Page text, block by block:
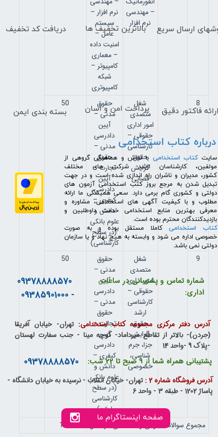
– مهندسی
نرم افزار
نرم افزار –
سیستم
عامل –
امنیت داده
– معماری
کامپیوتر –
شبکه
کامپیوتری
8
شغل
متصدی
امور اداری
حقوقی –
کارشناسی
حقوق
گرایش
قضایی
حقوق
مدنی –
آیین
دادرسی
مدنی –
حقوق
تجارت –
آیین
دادرسی
کیفری –
دانش و
علوم بانکی
(در سطح
کارشناسی)
50
9
شغل
متصدی
امور اداری
حقوقی –
کارشناسی
ارشد
حقوق
گرایش
جزا، جرم
شناسی،
خصوصی
حقوق
مدنی –
آیین
دادرسی
مدنی –
حقوق
تجارت –
آیین
دادرسی
کیفری –
دانش و
علوم بانکی
(در سطح
کارشناسی
ارشد)
50
مجموع سوالات عمومی و تخصصی هر شغل 100
ارسال سریع دریافت کد تخفیف بالاترین تخفیف ها
بسته بندی ایمن فاکتور دقیق پرداخت امن و آسان
درباره کتاب استخدامی
​سایت کتاب استخدامی با تلاش و هماهنگی گروهی از
مولفین، کارشناسان ارشد شرکت های مختلف
کشور، مدیران و ناشران راه اندازی شده است و در جهت
تبدیل شدن به مرجع بروز کتب استخدامی آزمون های
دولتی و کشوری گام برمی دارد. سعی همیشگی ما ارائه
مطلوب و با کیفیت آگهی های استخدامی، مشاوره و
معرفی بهترین منابع استخدامی خدمت داوطلبین و
بازدیدکنندگان محترم بوده است.
کتاب استخدامیکاملا مستقل بوده و به صورت
خصوصی اداره می شود و وابسته به هیچ نهاد و یا سازمان
دولتی نمی باشد.
شماره تماس و پشتیبانی در ساعات
اداری:
09378888570
- 09385901000
آدرس دفتر مرکزی مجموعه کتاب استخدامی: تهران- خیابان آفریقا
(جردن)- بالاتر از تقاطع میرداماد- کوچه مینا - جنب سفارت لهستان
-پلاک 9 -واحد 14
صفحه اینستاگرام ما
پشتیبانی همراه شما از 9 صبح تا 22 شب: 09378888570
آدرس فروشگاه شماره 2 :
تهران- خیابان انقلاب - نرسیده به خیابان دانشگاه -
پاساژ 1202 - طبقه 3 - واحد 6